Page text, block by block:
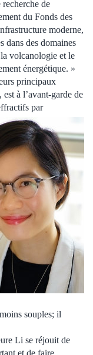
de
du Fonds des
moderne,
dans des domaines
volcanologie et le
énergétique. »
principaux
à l’avant-garde de
par
souples; il
Li se réjouit de
et de faire